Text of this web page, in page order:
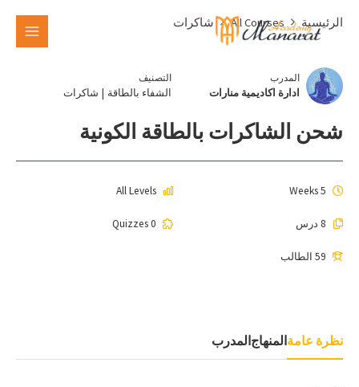
الرئيسية All Courses شاكرات
المدرب
ادارة اكاديمية منارات
التصنيف
الشفاء بالطاقة | شاكرات
شحن الشاكرات بالطاقة الكونية
5 Weeks
All Levels
8 درس 0 Quizzes
59 الطالب
نظرة عامةالمنهاجالمدرب